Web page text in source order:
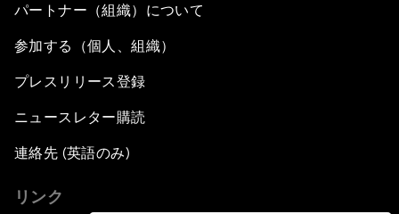
パートナー（組織）について
参加する（個人、組織）
プレスリリース登録
ニュースレター購読
連絡先 (英語のみ)
リンク